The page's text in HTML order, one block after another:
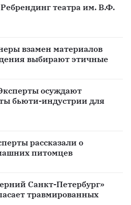
театра им. В.Ф.
взамен материалов
выбирают этичные
осуждают
бьюти-индустрии для
рассказали о
питомцев
Санкт-Петербург»
травмированных